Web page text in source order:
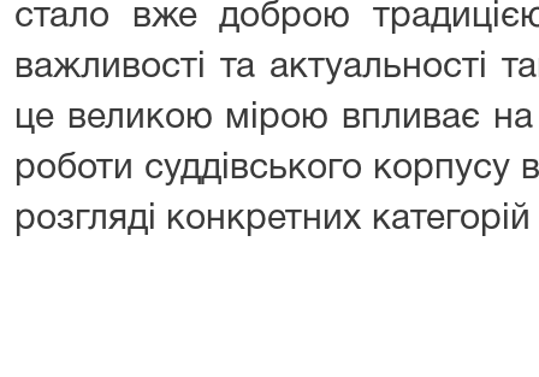
стало вже доброю
важливості та актуальності
це великою мірою впливає
роботи суддівського корпусу
розгляді конкретних